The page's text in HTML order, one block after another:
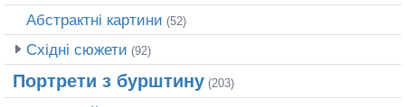
Абстрактні картини (52)
Східні сюжети (92)
Портрети з бурштину (203)